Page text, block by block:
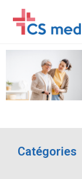
Catégories